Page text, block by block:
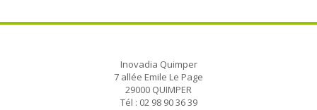
Inovadia Quimper
7 allée Emile Le Page
29000 QUIMPER
Tél : 02 98 90 36 39